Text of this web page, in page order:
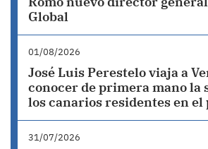
Global
01/08/2026
José Luis Perestelo viaja a
conocer de primera mano la
los canarios residentes en el
31/07/2026